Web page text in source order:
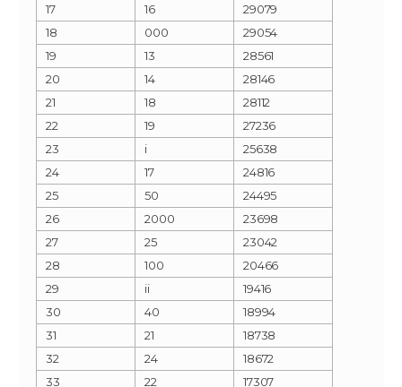
17
16
29079
18
000
29054
19
13
28561
20
14
28146
21
18
28112
22
19
27236
23
i
25638
24
17
24816
25
50
24495
26
2000
23698
27
25
23042
28
100
20466
29
ii
19416
30
40
18994
31
21
18738
32
24
18672
33
22
17307